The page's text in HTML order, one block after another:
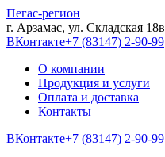
Пегас-регион
г. Арзамас, ул. Складская 18в
ВКонтакте+7 (83147) 2-90-99
О компании
Продукция и услуги
Оплата и доставка
Контакты
ВКонтакте+7 (83147) 2-90-99